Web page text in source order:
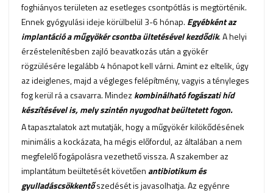
foghiányos területen az esetleges csontpótlás is megtörténik.
Ennek gyógyulási ideje körülbelül 3-6 hónap. Egyébként az
implantáció a műgyökér csontba ültetésével kezdődik. A helyi
érzéstelenítésben zajló beavatkozás után a gyökér
rögzülésére legalább 4 hónapot kell várni. Amint ez eltelik, úgy
az ideiglenes, majd a végleges felépítmény, vagyis a tényleges
fog kerül rá a csavarra. Mindez kombinálható fogászati híd
készítésével is, mely szintén nyugodhat beültetett fogon.
A tapasztalatok azt mutatják, hogy a műgyökér kilökődésének
minimális a kockázata, ha mégis előfordul, az általában a nem
megfelelő fogápolásra vezethető vissza. A szakember az
implantátum beültetését követőenantibiotikum és
gyulladáscsökkentőszedését is javasolhatja. Az egyénre